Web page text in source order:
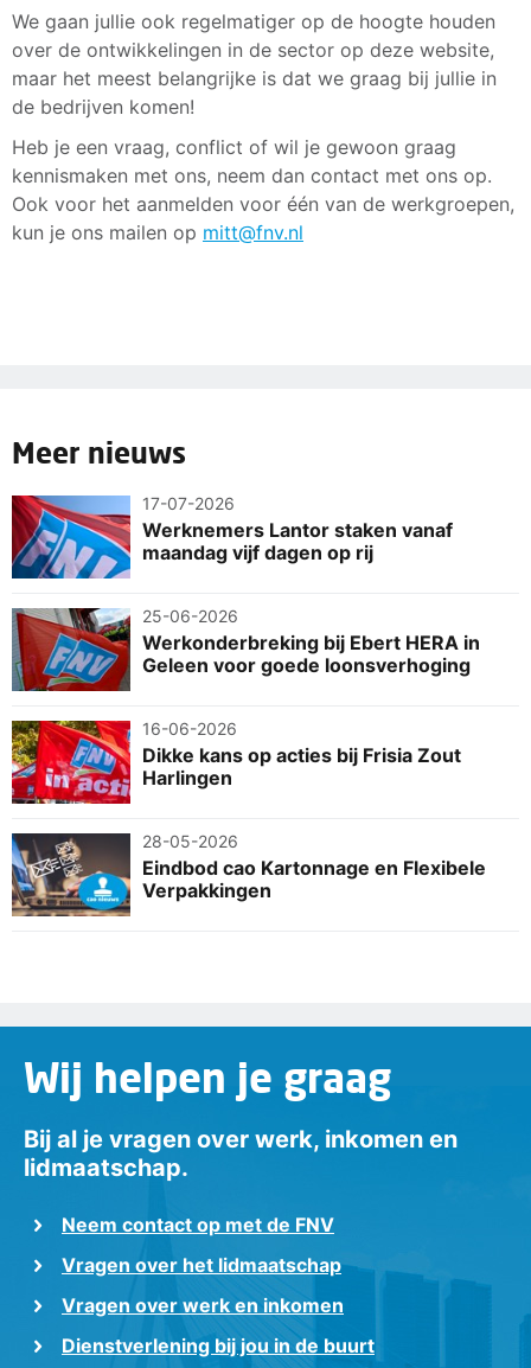
We gaan jullie ook regelmatiger op de hoogte houden
over de ontwikkelingen in de sector op deze website,
maar het meest belangrijke is dat we graag bij jullie in
de bedrijven komen!
Heb je een vraag, conflict of wil je gewoon graag
kennismaken met ons, neem dan contact met ons op.
Ook voor het aanmelden voor één van de werkgroepen,
kun je ons mailen op mitt@fnv.nl
Meer nieuws
17-07-2026
Werknemers Lantor staken vanaf
maandag vijf dagen op rij
25-06-2026
Werkonderbreking bij Ebert HERA in
Geleen voor goede loonsverhoging
16-06-2026
Dikke kans op acties bij Frisia Zout
Harlingen
28-05-2026
Eindbod cao Kartonnage en Flexibele
Verpakkingen
Wij helpen je graag
Bij al je vragen over werk, inkomen en
lidmaatschap.
Neem contact op met de FNV
Vragen over het lidmaatschap
Vragen over werk en inkomen
Dienstverlening bij jou in de buurt